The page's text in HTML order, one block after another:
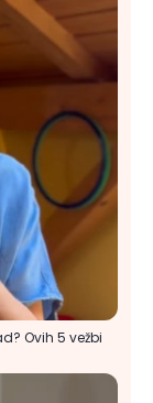
Ovih 5 vežbi